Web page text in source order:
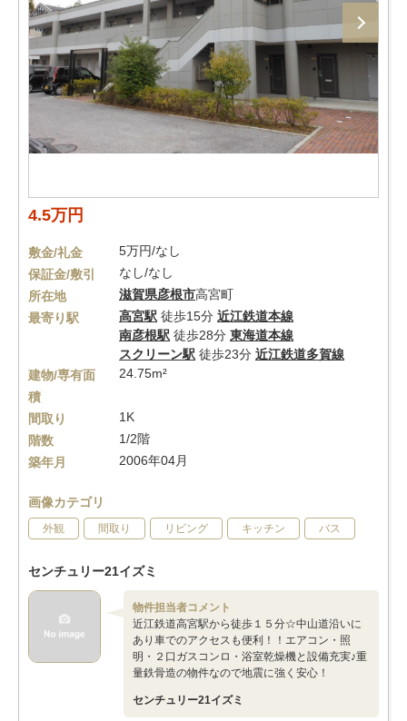
4.5万円
敷金/礼金
5万円/なし
保証金/敷引
なし/なし
所在地
滋賀県彦根市高宮町
最寄り駅
高宮駅 徒歩15分 近江鉄道本線
南彦根駅 徒歩28分 東海道本線
スクリーン駅 徒歩23分 近江鉄道多賀線
建物/専有面
積
24.75m²
間取り
1K
階数
1/2階
築年月
2006年04月
画像カテゴリ
外観 間取り リビング キッチン バス
センチュリー21イズミ
物件担当者コメント
近江鉄道高宮駅から徒歩１５分☆中山道沿いに
あり車でのアクセスも便利！！エアコン・照
明・２口ガスコンロ・浴室乾燥機と設備充実♪重
量鉄骨造の物件なので地震に強く安心！
センチュリー21イズミ